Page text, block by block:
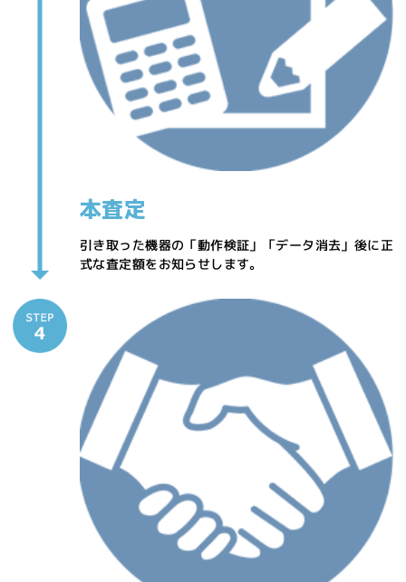
本査定
引き取った機器の「動作検証」「データ消去」後に正
式な査定額をお知らせします。